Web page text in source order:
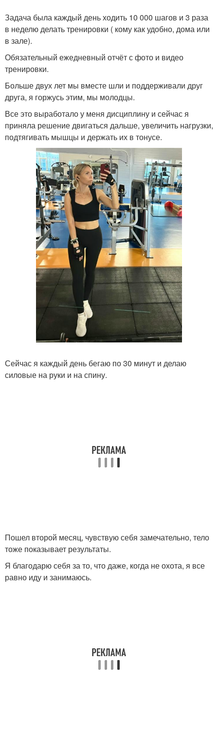
Задача была каждый день ходить 10 000 шагов и 3 раза
в неделю делать тренировки ( кому как удобно, дома или
в зале).
Обязательный ежедневный отчёт с фото и видео
тренировки.
Больше двух лет мы вместе шли и поддерживали друг
друга, я горжусь этим, мы молодцы.
Все это выработало у меня дисциплину и сейчас я
приняла решение двигаться дальше, увеличить нагрузки,
подтягивать мышцы и держать их в тонусе.
Сейчас я каждый день бегаю по 30 минут и делаю
силовые на руки и на спину.
Пошел второй месяц, чувствую себя замечательно, тело
тоже показывает результаты.
Я благодарю себя за то, что даже, когда не охота, я все
равно иду и занимаюсь.